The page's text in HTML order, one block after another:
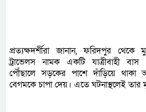
প্রত্যক্ষদর্শীরা জানান, ফরিদপুর
ট্রাভেলস নামক একটি যাত্রীবাহী
পৌঁছালে সড়কের পাশে দাঁড়িয়ে থাকা
বেগমকে চাপা দেয়। এতে ঘটনাস্থলেই তার